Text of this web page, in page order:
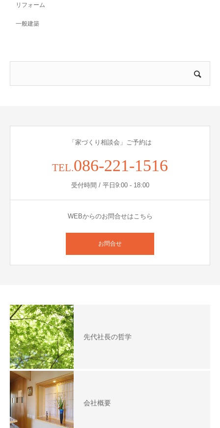
リフォーム
一般建築
「家づくり相談会」ご予約は
TEL.086-221-1516
受付時間 / 平日9:00 - 18:00
WEBからのお問合せはこちら
お問合せ
先代社長の哲学
会社概要